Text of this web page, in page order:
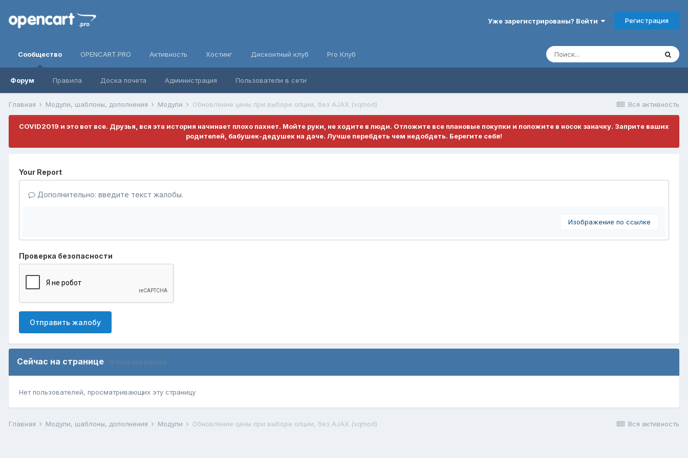
Уже зарегистрированы? Войти Регистрация
Сообщество
Форум Правила Доска почета Администрация Пользователи в сети
OPENCART.PRO Активность Хостинг Дисконтный клуб Pro Клуб
Вся активность
Главная Модули, шаблоны, дополнения Модули Обновление цены при выборе опции, без AJAX (vqmod)
COVID2019 и это вот все. Друзья, вся эта история начинает плохо пахнет. Мойте руки, не ходите в люди. Отложите все плановые покупки и положите в носок заначку. Заприте ваших
родителей, бабушек-дедушек на даче. Лучше перебдеть чем недобдеть. Берегите себя!
Your Report
Дополнительно: введите текст жалобы.
Изображение по ссылке
Проверка безопасности
Отправить жалобу
Сейчас на странице 0 пользователей
Нет пользователей, просматривающих эту страницу
Вся активность
Главная Модули, шаблоны, дополнения Модули Обновление цены при выборе опции, без AJAX (vqmod)